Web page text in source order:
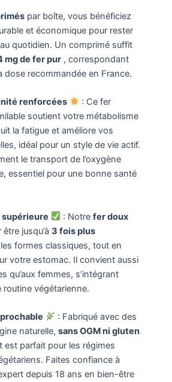
par boîte, vous bénéficiez
et économique pour rester
quotidien. Un comprimé suffit
mg de fer pur, correspondant
dose recommandée en France.
renforcées
: Ce fer
soutient votre métabolisme
la fatigue et améliore vos
idéal pour un style de vie actif.
le transport de l’oxygène
essentiel pour une bonne santé
supérieure : Notrefer doux
jusqu’à 3 fois plus
formes classiques, tout en
votre estomac. Il convient aussi
qu’aux femmes, s’intégrant
routine végétarienne.
: Fabriqué avec des
naturelle, sans OGM ni gluten
est parfait pour les régimes
Faites confiance à
depuis 18 ans en bien-être